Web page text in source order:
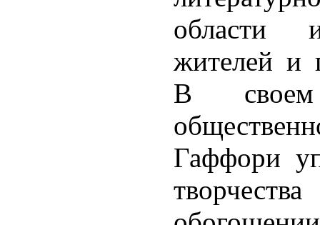
области
жителей и
В своем
Гаффори